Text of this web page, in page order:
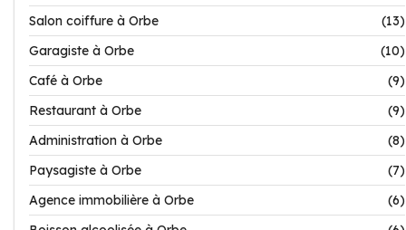
Salon coiffure à Orbe
(13)
Garagiste à Orbe
(10)
Café à Orbe
(9)
Restaurant à Orbe
(9)
Administration à Orbe
(8)
Paysagiste à Orbe
(7)
Agence immobilière à Orbe
(6)